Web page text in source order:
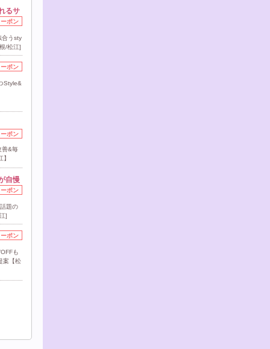
るサ
ポン
合うsty
/松江]
ポン
Style&
ポン
善&毎
自慢
ポン
題の
]
ポン
も
案【松